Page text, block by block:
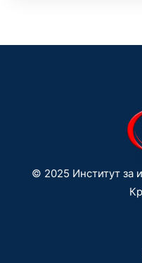
© 2025 Институт за